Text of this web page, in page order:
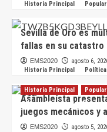
Historia Principal
Popular
Sevilla de Oro es
fallas en su catastro
EMS2020
agosto 6,
Historia Principal
Política
Asambleísta
juegos mecánicos y
EMS2020 agosto 5,
Historia Principal Popular
Científicos hallan
escarabajo de